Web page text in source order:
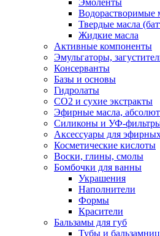
Эмоленты
Водорастворимые
Твердые масла
Жидкие масла
Активные компоненты
Эмульгаторы,
Консерванты
Базы и основы
Гидролаты
СО2 и сухие экстракты
Эфирные масла,
Силиконы и УФ-
Аксессуары для
Косметические кислоты
Воски, глины, смолы
Бомбочки для ванны
Украшения
Наполнители
Формы
Красители
Бальзамы для губ
Тубы и